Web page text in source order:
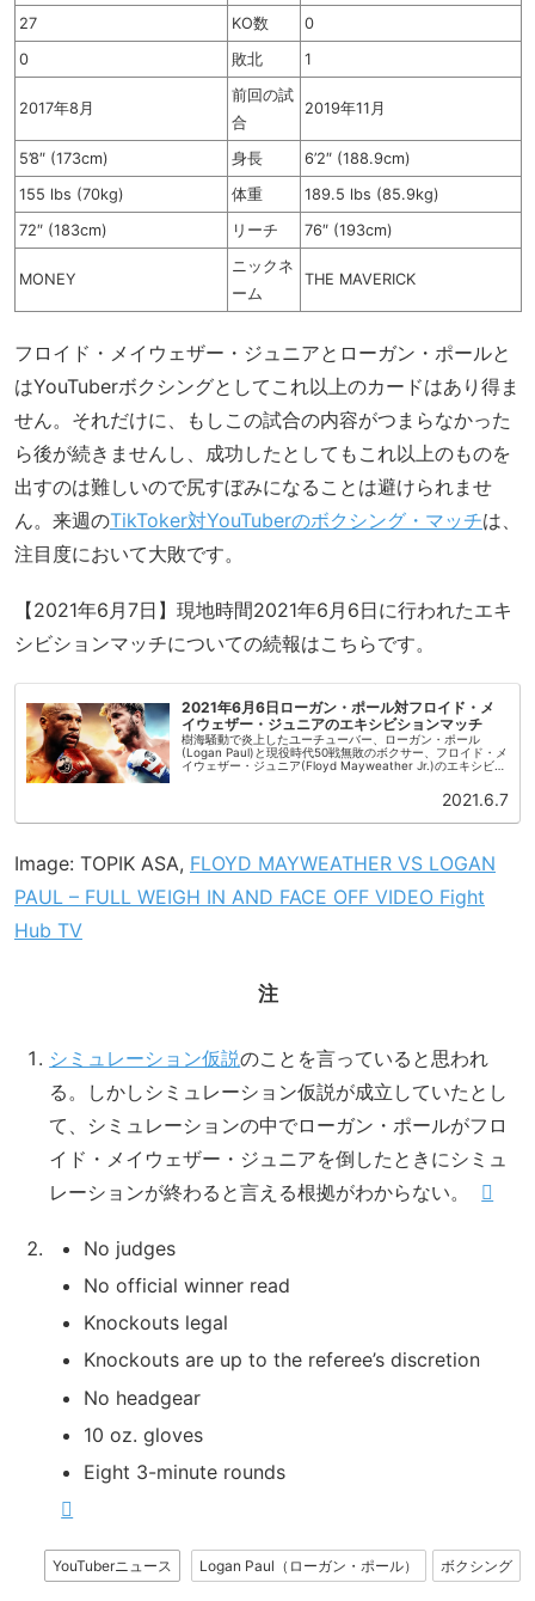
27
KO数
0
0
敗北 1
2017年8月
前回の試
合
2019年11月
5’8″ (173cm) 身長
6’2″ (188.9cm)
155 lbs (70kg)
体重
189.5 lbs (85.9kg)
72″ (183cm)
リーチ 76″ (193cm)
MONEY
ニックネ
ーム
THE MAVERICK
フロイド・メイウェザー・ジュニアとローガン・ポールと
はYouTuberボクシングとしてこれ以上のカードはあり得ま
せん。それだけに、もしこの試合の内容がつまらなかった
ら後が続きませんし、成功したとしてもこれ以上のものを
出すのは難しいので尻すぼみになることは避けられませ
ん。来週のTikToker対YouTuberのボクシング・マッチは、
注目度において大敗です。
【2021年6月7日】現地時間2021年6月6日に行われたエキ
シビションマッチについての続報はこちらです。
2021年6月6日ローガン・ポール対フロイド・メ
イウェザー・ジュニアのエキシビションマッチ
樹海騒動で炎上したユーチューバー、ローガン・ポール
(Logan Paul)と現役時代50戦無敗のボクサー、フロイド・メ
イウェザー・ジュニア(Floyd Mayweather Jr.)のエキシビシ
2021.6.7
Image: TOPIK ASA, FLOYD MAYWEATHER VS LOGAN
PAUL – FULL WEIGH IN AND FACE OFF VIDEO Fight
Hub TV
注
シミュレーション仮説のことを言っていると思われ
る。しかしシミュレーション仮説が成立していたとし
て、シミュレーションの中でローガン・ポールがフロ
イド・メイウェザー・ジュニアを倒したときにシミュ
レーションが終わると言える根拠がわからない。
No judges
No official winner read
Knockouts legal
Knockouts are up to the referee’s discretion
No headgear
10 oz. gloves
Eight 3-minute rounds
YouTuberニュース Logan Paul（ローガン・ポール） ボクシング